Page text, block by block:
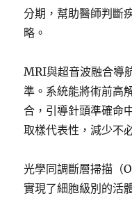
分期，幫助醫師判斷
略。
MRI與超音波融合導
準。系統能將術前高
合，引導針頭準確命
取樣代表性，減少不
光學同調斷層掃描（
實現了細胞級別的活